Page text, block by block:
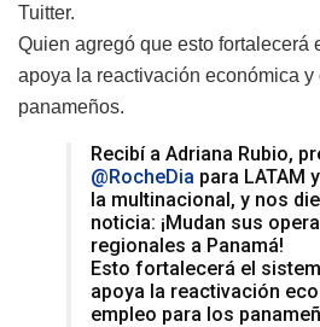
Tuitter.
Quien agregó que esto fortalecerá
apoya la reactivación económica y
panameños.
Recibí a Adriana Rubio,
@RocheDia para LATAM
la multinacional, y nos
noticia: ¡Mudan sus
regionales a Panamá!
Esto fortalecerá el
apoya la reactivación
empleo para los